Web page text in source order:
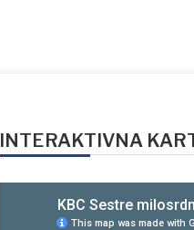
INTERAKTIVNA